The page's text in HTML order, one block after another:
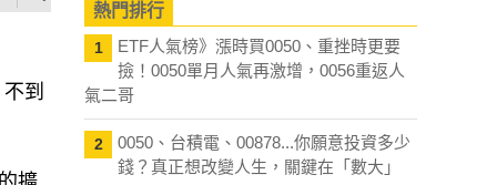
到
熱門排行
1
ETF人氣榜》漲時買0050、重挫時更要
撿！0050單月人氣再激增，0056重返人
氣二哥
2
0050、台積電、00878...你願意投資多少
錢？真正想改變人生，關鍵在「數大」